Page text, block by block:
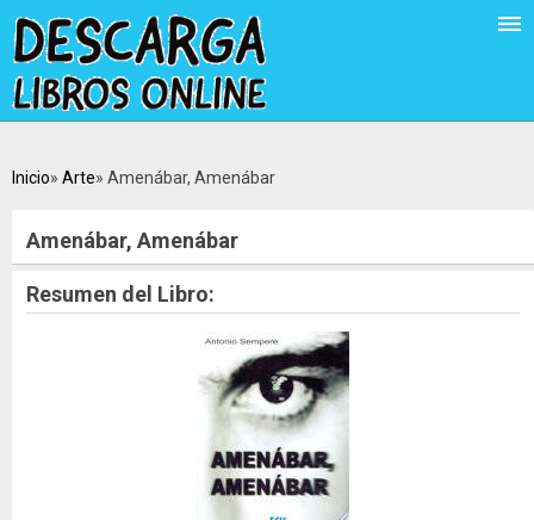
Inicio Arte Amenábar, Amenábar
Amenábar, Amenábar
Resumen del Libro: